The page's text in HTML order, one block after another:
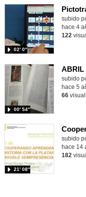
subido
02′ 0″
hace 4
122
ABRIL
subido
00′ 54″
hace 5
66
subido
21′ 08″
hace 14
182